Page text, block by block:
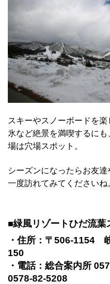
スキーやスノーボードを
氷など絶景を満喫するに
場は穴場スポット。
シーズンになったらお友
一度訪れてみてくださいね
■緑風リゾートひだ流葉
・住所：〒506-1154
150
・電話：総合案内所
0578-82-5208